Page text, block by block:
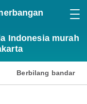
Indonesia murah
Berbilang bandar